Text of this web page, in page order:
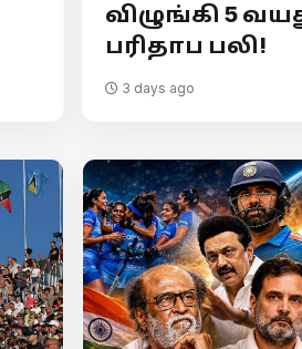
விழுங்கி 5
பரிதாப பலி!
3 days ago